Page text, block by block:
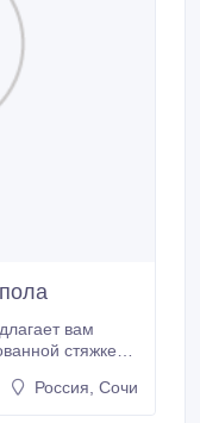
вам
стяжке
ровный
Россия, Сочи